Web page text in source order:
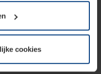
is. Voor alle andere
benodigd. Uw
bij de uitleg van de
cookies